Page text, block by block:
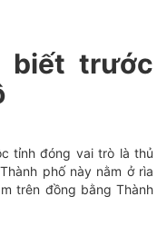
biết trước
tỉnh đóng vai trò là thủ
phố này nằm ở rìa
trên đồng bằng Thành